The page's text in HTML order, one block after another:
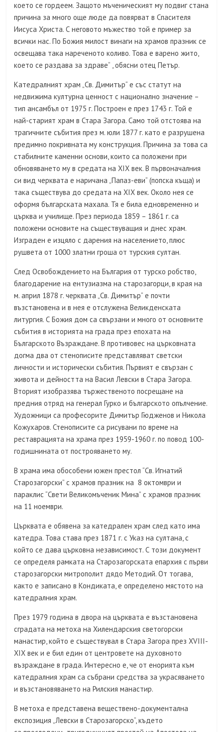
което се гордеем. Защото мъченическият му подвиг стана
причина за много още люде да повярват в Спасителя
Иисуса Христа. С неговото мъжество той е пример за
всички нас. По Божия милост винаги на храмов празник се
освещава така нареченото коливо. Това е варено жито,
което се раздава за здраве“ , обясни отец Петър.
Катедралният храм „Св. Димитър“ е със статут на
недвижима културна ценност с национално значение –
тип ансамбъл от 1975 г. Построен е през 1743 г. Той е
най-старият храм в Стара Загора. Само той отстоява на
трагичните събития през м. юли 1877 г. като е разрушена
предимно покривната му конструкция. Причина за това са
стабилните каменни основи, които са положени при
обновяването му в средата на ХІХ век. В първоначалния
си вид черквата е наричана „Папаз-еви“ (попска къща) и
така съществува до средата на ХІХ век. Около нея се
оформя българската махала. Тя е била едновременно и
църква и училище. През периода 1859 – 1861 г. са
положени основите на съществуващия и днес храм.
Изграден е изцяло с дарения на населението, плюс
рушвета от 1000 златни гроша от турския султан.
След Освобождението на България от турско робство,
благодарение на ентузиазма на старозагорци, в края на
м. април 1878 г. черквата „Св. Димитър“ е почти
възстановена и в нея е отслужена Великденската
литургия. С Божия дом са свързани и много от основните
събития в историята на града през епохата на
Българското Възраждане. В противовес на църковната
догма два от стенописите представляват светски
личности и исторически събития. Първият е свързан с
живота и дейността на Васил Левски в Стара Загора.
Вторият изобразява тържественото посрещане на
предния отряд на генерал Гурко и българското опълчение.
Художници са професорите Димитър Гюдженов и Никола
Кожухаров. Стенописите са рисувани по време на
реставрацията на храма през 1959-1960 г. по повод 100-
годишнината от построяването му.
В храма има обособени южен престол “Св. Игнатий
Старозагорски” с храмов празник на 8 октомври и
параклис “Свети Великомъченик Мина” с храмов празник
на 11 ноември.
Църквата е обявена за катедрален храм след като има
катедра. Това става през 1871 г. с Указ на султана, с
който се дава църковна независимост. С този документ
се определя рамката на Старозагорската епархия с първи
старозагорски митрополит дядо Методий. От тогава,
както е записано в Кондиката, е определено мястото на
катедралния храм.
През 1979 година в двора на църквата е възстановена
сградата на метоха на Хилендарския светогорски
манастир, който е съществувал в Стара Загора през XVIII-
XIX век и е бил един от центровете на духовното
възраждане в града. Интересно е, че от енорията към
катедралния храм са събрани средства за украсяването
и възстановяването на Рилския манастир.
В метоха е представена веществено-документална
експозиция „Левски в Старозагорско“, където